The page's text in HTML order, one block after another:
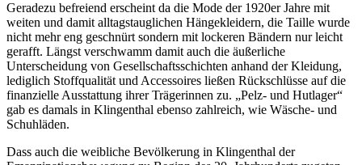
Geradezu befreiend erscheint da die Mode der 1920er Jahre mit
weiten und damit alltagstauglichen Hängekleidern, die Taille wurde
nicht mehr eng geschnürt sondern mit lockeren Bändern nur leicht
gerafft. Längst verschwamm damit auch die äußerliche
Unterscheidung von Gesellschaftsschichten anhand der Kleidung,
lediglich Stoffqualität und Accessoires ließen Rückschlüsse auf die
finanzielle Ausstattung ihrer Trägerinnen zu. „Pelz- und Hutlager“
gab es damals in Klingenthal ebenso zahlreich, wie Wäsche- und
Schuhläden.
Dass auch die weibliche Bevölkerung in Klingenthal der